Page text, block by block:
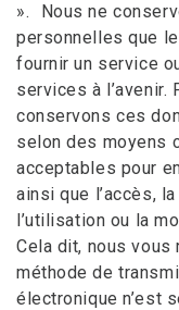
». Nous ne
personnelles que
fournir un service
services à l’avenir.
conservons ces
selon des moyens
acceptables pour
ainsi que l’accès,
l’utilisation ou la
Cela dit, nous vous
méthode de
électronique n’est